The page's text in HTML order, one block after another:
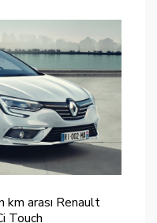
arası Renault
Touch